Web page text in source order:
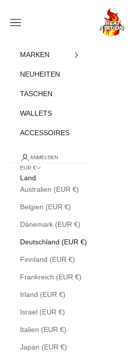
heatstation
Navigationsmenü öffnen
MARKEN
NEUHEITEN
TASCHEN
WALLETS
ACCESSOIRES
ANMELDEN
EUR €
Land
Australien (EUR €)
Belgien (EUR €)
Dänemark (EUR €)
Deutschland (EUR €)
Finnland (EUR €)
Frankreich (EUR €)
Irland (EUR €)
Israel (EUR €)
Italien (EUR €)
Japan (EUR €)